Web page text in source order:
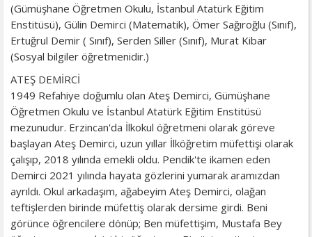
(Gümüşhane Öğretmen Okulu, İstanbul Atatürk Eğitim
Enstitüsü), Gülin Demirci (Matematik), Ömer Sağıroğlu (Sınıf),
Ertuğrul Demir ( Sınıf), Serden Siller (Sınıf), Murat Kibar
(Sosyal bilgiler öğretmenidir.)
ATEŞ DEMİRCİ
1949 Refahiye doğumlu olan Ateş Demirci, Gümüşhane
Öğretmen Okulu ve İstanbul Atatürk Eğitim Enstitüsü
mezunudur. Erzincan'da İlkokul öğretmeni olarak göreve
başlayan Ateş Demirci, uzun yıllar İlköğretim müfettişi olarak
çalışıp, 2018 yılında emekli oldu. Pendik'te ikamen eden
Demirci 2021 yılında hayata gözlerini yumarak aramızdan
ayrıldı. Okul arkadaşım, ağabeyim Ateş Demirci, olağan
teftişlerden birinde müfettiş olarak dersime girdi. Beni
görünce öğrencilere dönüp; Ben müfettişim, Mustafa Bey